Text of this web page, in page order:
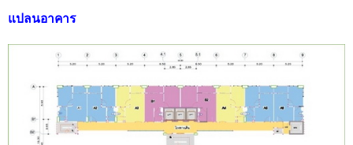
แปลนอาคาร